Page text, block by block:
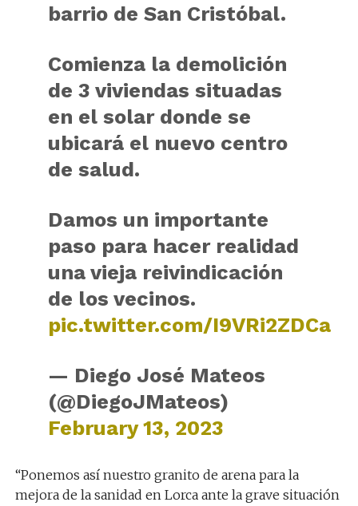
barrio de San Cristóbal.
Comienza la demolición
de 3 viviendas situadas
en el solar donde se
ubicará el nuevo centro
de salud.
Damos un importante
paso para hacer realidad
una vieja reivindicación
de los vecinos.
pic.twitter.com/I9VRi2ZDCa
— Diego José Mateos
(@DiegoJMateos)
February 13, 2023
“Ponemos así nuestro granito de arena para la
mejora de la sanidad en Lorca ante la grave situación